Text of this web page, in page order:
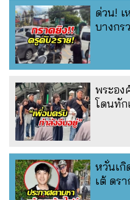
ด่วน! เ
บางกร
พระอง
โดนทัก
หวั่นเกิ
เต้ ดร